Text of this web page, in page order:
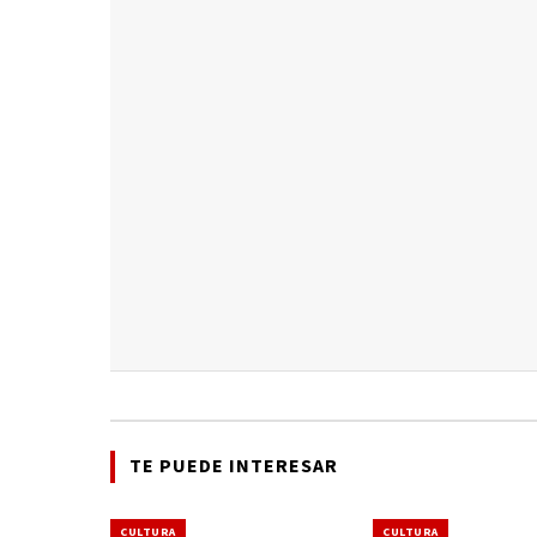
TE PUEDE INTERESAR
CULTURA CULTURA